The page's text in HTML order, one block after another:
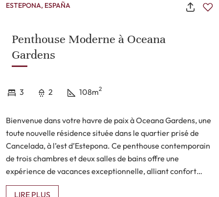
ESTEPONA, ESPAÑA
Penthouse Moderne à Oceana
Gardens
3 2 108m2
Bienvenue dans votre havre de paix à Oceana Gardens, une
toute nouvelle résidence située dans le quartier prisé de
Cancelada, à l’est d’Estepona. Ce penthouse contemporain
de trois chambres et deux salles de bains offre une
expérience de vacances exceptionnelle, alliant confort
moderne, vues splendides et emplacement de choix à
LIRE PLUS